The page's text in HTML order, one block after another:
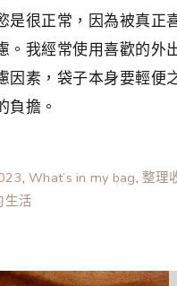
是很正常，因為被真
。我經常使用喜歡的
因素，袋子本身要輕
負擔。
,What’s in my bag, 整理
生活